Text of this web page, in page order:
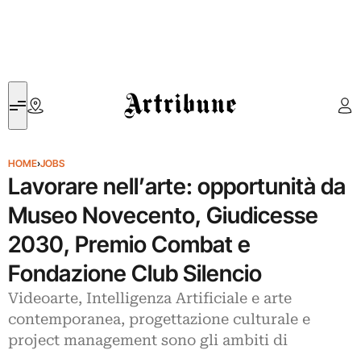
Artribune
HOME›JOBS
Lavorare nell’arte: opportunità da
Museo Novecento, Giudicesse
2030, Premio Combat e
Fondazione Club Silencio
Videoarte, Intelligenza Artificiale e arte
contemporanea, progettazione culturale e
project management sono gli ambiti di